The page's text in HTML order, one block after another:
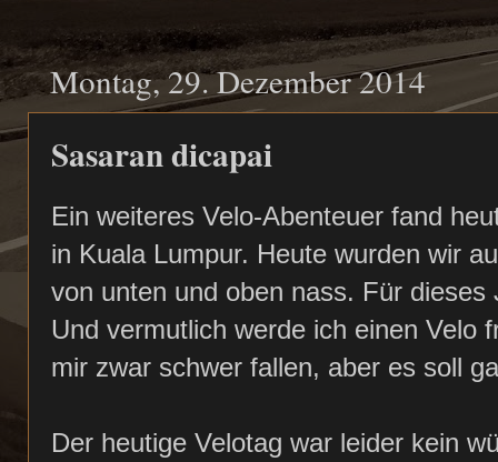
Montag, 29. Dezember 2014
Sasaran dicapai
Ein weiteres Velo-Abenteuer fand
in Kuala Lumpur. Heute wurden wir
von unten und oben nass. Für
Und vermutlich werde ich einen Velo
mir zwar schwer fallen, aber es soll
Der heutige Velotag war leider kein